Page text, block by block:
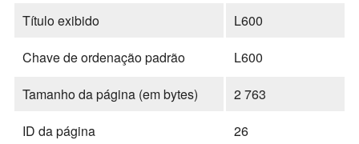
Título exibido
L600
Chave de ordenação padrão
L600
Tamanho da página (em bytes)
2 763
ID da página
26